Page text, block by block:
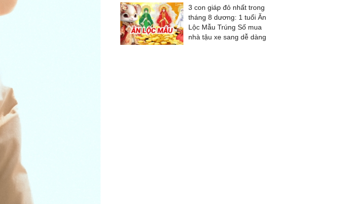
3 con giáp đỏ nhất trong
tháng 8 dương: 1 tuổi Ăn
Lộc Mẫu Trúng Số mua
nhà tậu xe sang dễ dàng